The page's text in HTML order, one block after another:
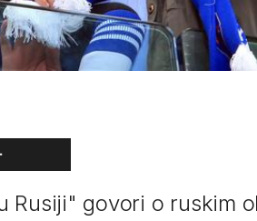
Rusiji" govori o ruskim